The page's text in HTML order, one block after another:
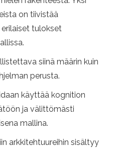
on tiivistää
tulokset
siinä määrin kuin
perusta.
käyttää kognition
ja välittömästi
mallina.
arkkitehtuureihin sisältyy